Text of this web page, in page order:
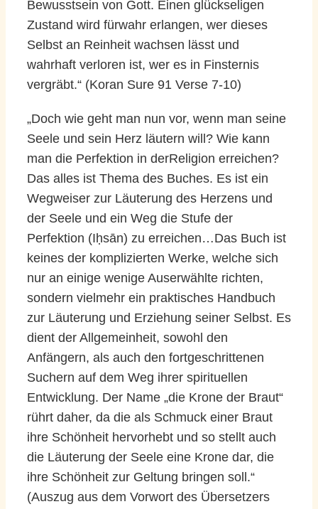
Bewusstsein von Gott. Einen glückseligen
Zustand wird fürwahr erlangen, wer dieses
Selbst an Reinheit wachsen lässt und
wahrhaft verloren ist, wer es in Finsternis
vergräbt.“ (Koran Sure 91 Verse 7-10)
„Doch wie geht man nun vor, wenn man seine
Seele und sein Herz läutern will? Wie kann
man die Perfektion in derReligion erreichen?
Das alles ist Thema des Buches. Es ist ein
Wegweiser zur Läuterung des Herzens und
der Seele und ein Weg die Stufe der
Perfektion (Iḥsān) zu erreichen…Das Buch ist
keines der komplizierten Werke, welche sich
nur an einige wenige Auserwählte richten,
sondern vielmehr ein praktisches Handbuch
zur Läuterung und Erziehung seiner Selbst. Es
dient der Allgemeinheit, sowohl den
Anfängern, als auch den fortgeschrittenen
Suchern auf dem Weg ihrer spirituellen
Entwicklung. Der Name „die Krone der Braut“
rührt daher, da die als Schmuck einer Braut
ihre Schönheit hervorhebt und so stellt auch
die Läuterung der Seele eine Krone dar, die
ihre Schönheit zur Geltung bringen soll.“
(Auszug aus dem Vorwort des Übersetzers